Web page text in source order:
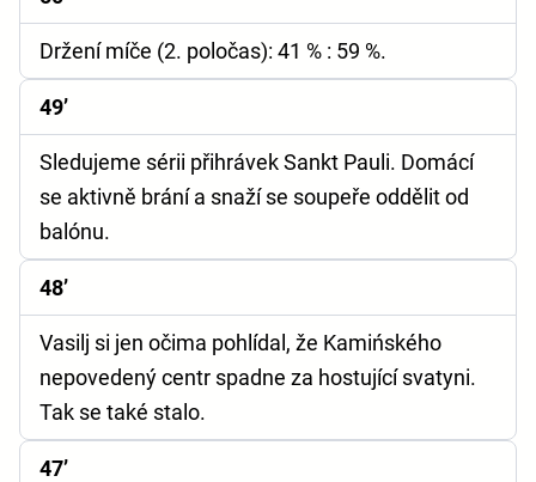
Držení míče (2. poločas): 41 % : 59 %.
49’
Sledujeme sérii přihrávek Sankt Pauli. Domácí
se aktivně brání a snaží se soupeře oddělit od
balónu.
48’
Vasilj si jen očima pohlídal, že Kamińského
nepovedený centr spadne za hostující svatyni.
Tak se také stalo.
47’